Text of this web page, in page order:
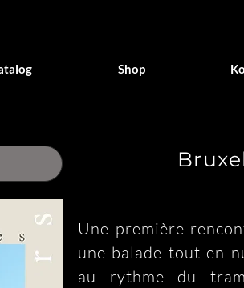
Shop
Une première
une balade tout en
au rythme du